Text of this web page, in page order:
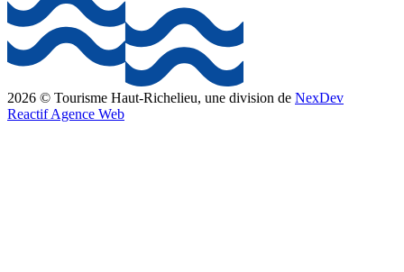
2026 © Tourisme Haut-Richelieu, une division de NexDev
Reactif Agence Web